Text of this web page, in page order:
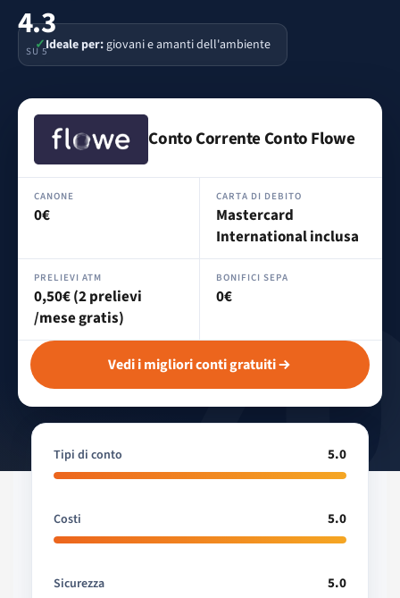
4.3
SU 5
✓Ideale per:giovani e amanti dell'ambiente
Conto Corrente Conto Flowe
CANONE
0€
CARTA DI DEBITO
Mastercard
International inclusa
PRELIEVI ATM
0,50€ (2 prelievi
/mese gratis)
BONIFICI SEPA
0€
Vedi i migliori conti gratuiti
Tipi di conto 5.0
Costi 5.0
Sicurezza 5.0